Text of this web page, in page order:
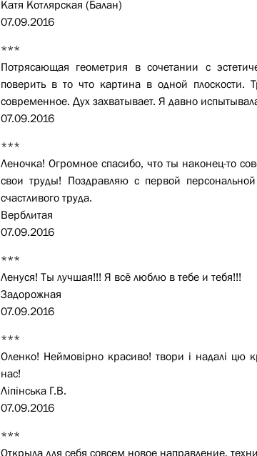
Катя Котлярская (Балан)
07.09.2016
***
Потрясающая геометрия в сочетании с
поверить в то что картина в одной плоскости.
современное. Дух захватывает. Я давно
07.09.2016
***
Леночка! Огромное спасибо, что ты наконец-то
свои труды! Поздравляю с первой
счастливого труда.
Верблитая
07.09.2016
***
Ленуся! Ты лучшая!!! Я всё люблю в тебе и тебя!!!
Задорожная
07.09.2016
***
Оленко! Неймовірно красиво! твори і надалі цю
нас!
Ліпінська Г.В.
07.09.2016
***
Открыла для себя совсем новое направление,